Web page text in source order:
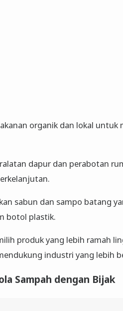
organik dan lokal
dapur dan perabotan
sabun dan sampo batang
botol plastik.
produk yang lebih ramah
industri yang lebih
Sampah dengan Bijak